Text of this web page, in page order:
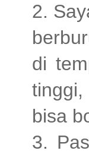
2.
di
bisa
3.